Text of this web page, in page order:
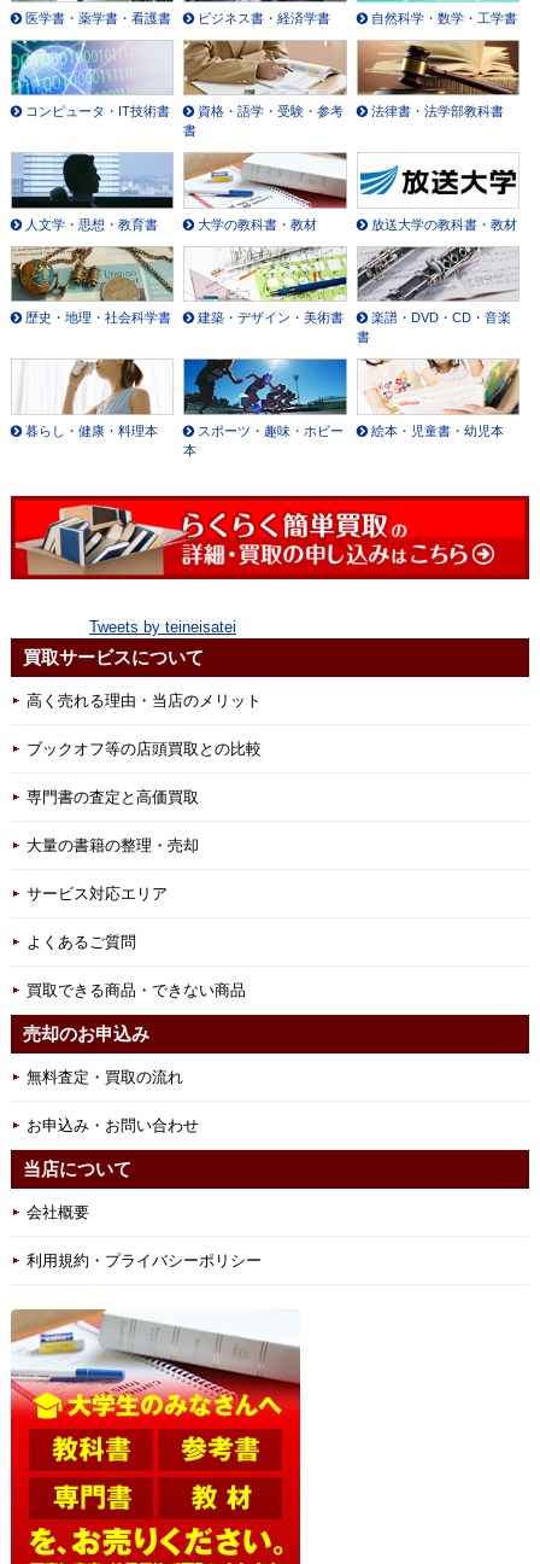
医学書・薬学書・看護書 ビジネス書・経済学書 自然科学・数学・工学書
コンピュータ・IT技術書
資格・語学・受験・参考
書
法律書・法学部教科書
人文学・思想・教育書 大学の教科書・教材 放送大学の教科書・教材
歴史・地理・社会科学書 建築・デザイン・美術書
楽譜・DVD・CD・音楽
書
暮らし・健康・料理本
スポーツ・趣味・ホビー
本
絵本・児童書・幼児本
Tweets by teineisatei
買取サービスについて
高く売れる理由・当店のメリット
ブックオフ等の店頭買取との比較
専門書の査定と高価買取
大量の書籍の整理・売却
サービス対応エリア
よくあるご質問
買取できる商品・できない商品
売却のお申込み
無料査定・買取の流れ
お申込み・お問い合わせ
当店について
会社概要
利用規約・プライバシーポリシー